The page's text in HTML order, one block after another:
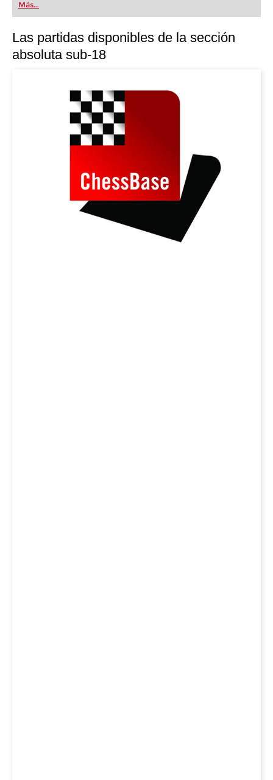
Más...
Las partidas disponibles de la sección
absoluta sub-18